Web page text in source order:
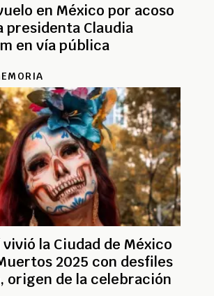
en México por acoso
presidenta Claudia
en vía pública
la Ciudad de México
2025 con desfiles
origen de la celebración